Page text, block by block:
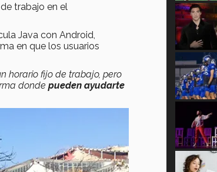
de trabajo en el
Java con Android,
en que los usuarios
horario fijo de trabajo, pero
donde pueden ayudarte